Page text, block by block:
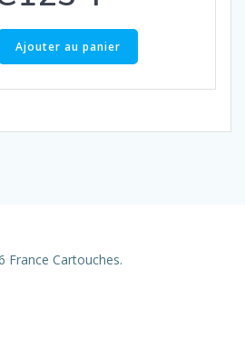
Ajouter au panier
France Cartouches.